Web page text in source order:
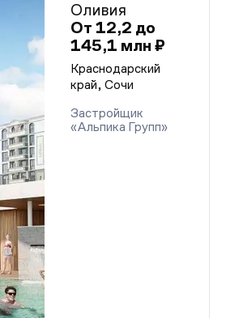
Оливия
От 12,2 до
145,1 млн ₽
Краснодарский
край, Сочи
Застройщик
«Альпика Групп»